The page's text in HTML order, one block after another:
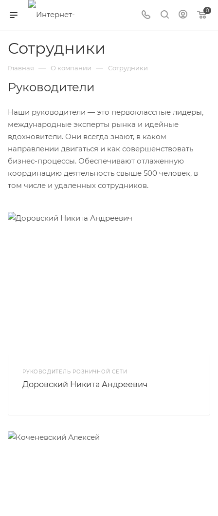
0
Сотрудники
Главная — О компании — Сотрудники
Руководители
Наши руководители — это первоклассные лидеры,
международные эксперты рынка и идейные
вдохновители. Они всегда знают, в каком
направлении двигаться и как совершенствовать
бизнес-процессы. Обеспечивают отлаженную
координацию деятельность свыше 500 человек, в
том числе и удаленных сотрудников.
РУКОВОДИТЕЛЬ РОЗНИЧНОЙ СЕТИ
Доровский Никита Андреевич